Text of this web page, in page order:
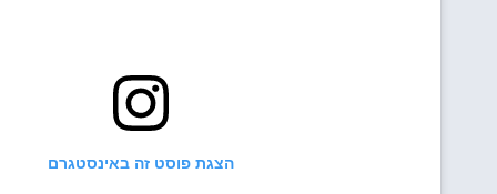
הצגת פוסט זה באינסטגרם